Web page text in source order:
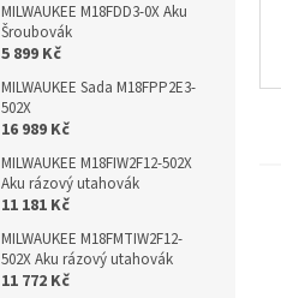
MILWAUKEE M18FDD3-0X Aku
Šroubovák
5 899 Kč
MILWAUKEE Sada M18FPP2E3-
502X
16 989 Kč
MILWAUKEE M18FIW2F12-502X
Aku rázový utahovák
11 181 Kč
MILWAUKEE M18FMTIW2F12-
502X Aku rázový utahovák
11 772 Kč